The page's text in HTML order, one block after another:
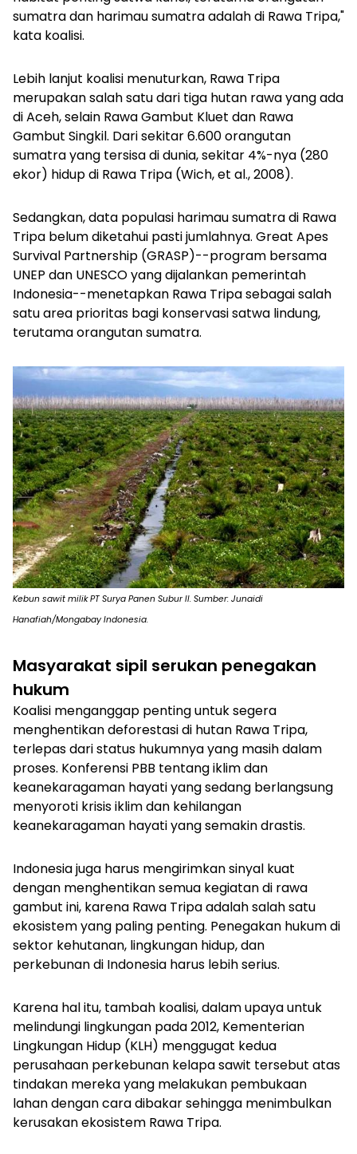
sumatra dan harimau sumatra adalah di Rawa Tripa,"
kata koalisi.
Lebih lanjut koalisi menuturkan, Rawa Tripa
merupakan salah satu dari tiga hutan rawa yang ada
di Aceh, selain Rawa Gambut Kluet dan Rawa
Gambut Singkil. Dari sekitar 6.600 orangutan
sumatra yang tersisa di dunia, sekitar 4%-nya (280
ekor) hidup di Rawa Tripa (Wich, et al., 2008).
Sedangkan, data populasi harimau sumatra di Rawa
Tripa belum diketahui pasti jumlahnya. Great Apes
Survival Partnership (GRASP)--program bersama
UNEP dan UNESCO yang dijalankan pemerintah
Indonesia--menetapkan Rawa Tripa sebagai salah
satu area prioritas bagi konservasi satwa lindung,
terutama orangutan sumatra.
Kebun sawit milik PT Surya Panen Subur II. Sumber: Junaidi
Hanafiah/Mongabay Indonesia.
Masyarakat sipil serukan penegakan
hukum
Koalisi menganggap penting untuk segera
menghentikan deforestasi di hutan Rawa Tripa,
terlepas dari status hukumnya yang masih dalam
proses. Konferensi PBB tentang iklim dan
keanekaragaman hayati yang sedang berlangsung
menyoroti krisis iklim dan kehilangan
keanekaragaman hayati yang semakin drastis.
Indonesia juga harus mengirimkan sinyal kuat
dengan menghentikan semua kegiatan di rawa
gambut ini, karena Rawa Tripa adalah salah satu
ekosistem yang paling penting. Penegakan hukum di
sektor kehutanan, lingkungan hidup, dan
perkebunan di Indonesia harus lebih serius.
Karena hal itu, tambah koalisi, dalam upaya untuk
melindungi lingkungan pada 2012, Kementerian
Lingkungan Hidup (KLH) menggugat kedua
perusahaan perkebunan kelapa sawit tersebut atas
tindakan mereka yang melakukan pembukaan
lahan dengan cara dibakar sehingga menimbulkan
kerusakan ekosistem Rawa Tripa.